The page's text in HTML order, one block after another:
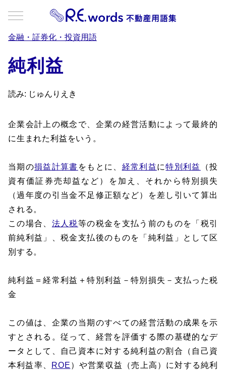
金融・証券化・投資用語
純利益
読み: じゅんりえき
企業会計上の概念で、企業の経営活動によって最終的
に生まれた利益をいう。
当期の損益計算書 をもとに、 経常利益に特別利益
（投
資有価証券売却益など）を加え、それから特別損失
（過年度の引当金不足修正額など）を差し引いて算出
される。
この場合、 法人税等の税金を支払う前のものを「税引
前純利益」、税金支払後のものを「純利益」として区
別する。
純利益＝経常利益＋特別利益－特別損失－支払った税
金
この値は、企業の当期のすべての経営活動の成果を示
すとされる。従って、経営を評価する際の基礎的なデ
ータとして、自己資本に対する純利益の割合（自己資
本利益率、
ROE ）や営業収益（売上高）に対する純利